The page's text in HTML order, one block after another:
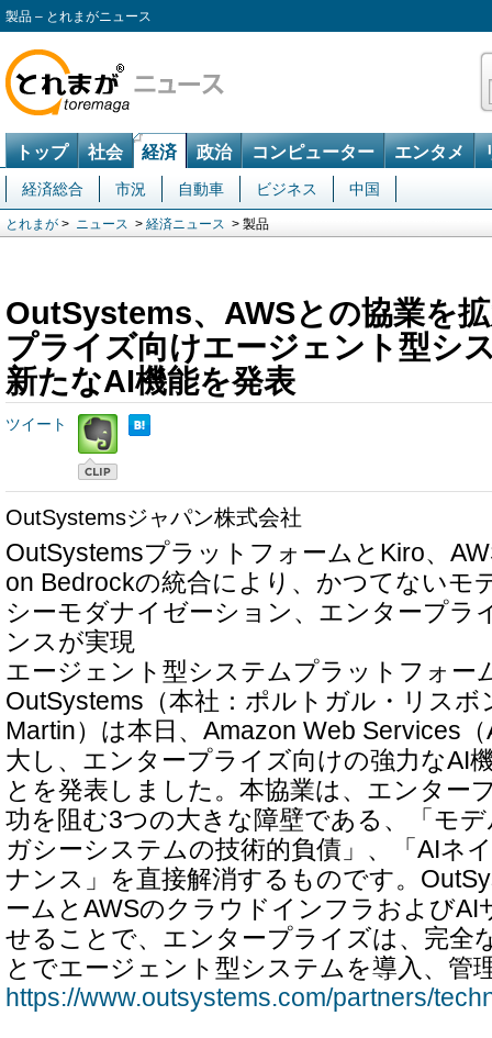
製品 – とれまがニュース
トップ 社会 経済 政治 コンピューター エンタメ
経済総合 市況 自動車 ビジネス 中国
とれまが > ニュース > 経済ニュース > 製品
OutSystems、AWSとの協業を
プライズ向けエージェント型シ
新たなAI機能を発表
ツイート
OutSystemsジャパン株式会社
OutSystemsプラットフォームとKiro、
on Bedrockの統合により、かつてないモ
シーモダナイゼーション、エンタープラ
ンスが実現
エージェント型システムプラットフォー
OutSystems（本社：ポルトガル・リスボ
Martin）は本日、Amazon Web Services
大し、エンタープライズ向けの強力なAI
とを発表しました。本協業は、エンター
功を阻む3つの大きな障壁である、「モ
ガシーシステムの技術的負債」、「AIネ
ナンス」を直接解消するものです。
ームとAWSのクラウドインフラおよびAI
せることで、エンタープライズは、完全
とでエージェント型システムを導入、管
https://www.outsystems.com/partners/